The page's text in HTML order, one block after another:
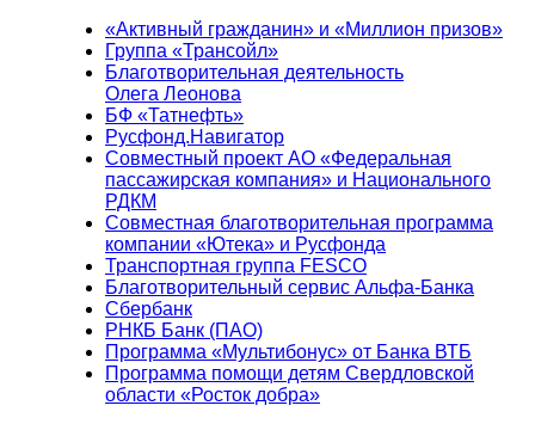
«Активный гражданин» и «Миллион призов»
Группа «Трансойл»
Благотворительная деятельность
Олега Леонова
БФ «Татнефть»
Русфонд.Навигатор
Совместный проект АО «Федеральная
пассажирская компания» и Национального
РДКМ
Совместная благотворительная программа
компании «Ютека» и Русфонда
Транспортная группа FESCO
Благотворительный сервис Альфа-Банка
Сбербанк
РНКБ Банк (ПАО)
Программа «Мультибонус» от Банка ВТБ
Программа помощи детям Свердловской
области «Росток добра»